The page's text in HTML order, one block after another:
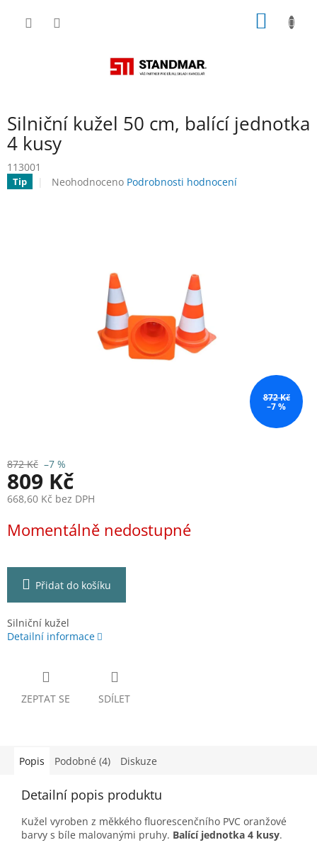
Silniční kužel 50 cm, balící jednotka
4 kusy
113001
Tip
Průměrné
Neohodnoceno Podrobnosti hodnocení
872 Kč
–7 %
872 Kč –7 %
809 Kč
668,60 Kč bez DPH
cena:
Momentálně nedostupné
Přidat do košíku
Silniční kužel
Detailní informace
ZEPTAT SE SDÍLET
Popis Podobné (4) Diskuze
Detailní popis produktu
Kužel vyroben z měkkého fluorescenčního PVC oranžové
barvy s bíle malovanými pruhy. Balící jednotka 4 kusy.